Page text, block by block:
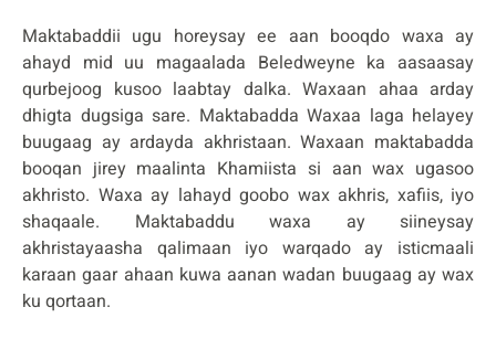
Maktabaddii ugu horeysay ee aan booqdo waxa ay
ahayd mid uu magaalada Beledweyne ka aasaasay
qurbejoog kusoo laabtay dalka. Waxaan ahaa arday
dhigta dugsiga sare. Maktabadda Waxaa laga helayey
buugaag ay ardayda akhristaan. Waxaan maktabadda
booqan jirey maalinta Khamiista si aan wax ugasoo
akhristo. Waxa ay lahayd goobo wax akhris, xafiis, iyo
shaqaale. Maktabaddu waxa ay siineysay
akhristayaasha qalimaan iyo warqado ay isticmaali
karaan gaar ahaan kuwa aanan wadan buugaag ay wax
ku qortaan.